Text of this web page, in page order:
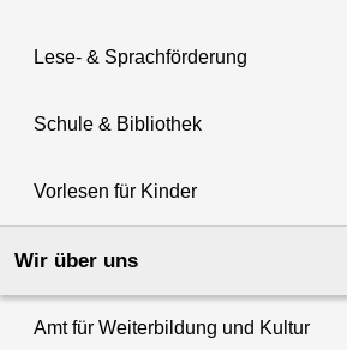
Lese- & Sprachförderung
Schule & Bibliothek
Vorlesen für Kinder
Wir über uns
Amt für Weiterbildung und Kultur